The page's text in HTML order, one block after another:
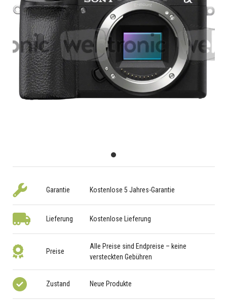
Garantie Kostenlose 5 Jahres-Garantie
Lieferung Kostenlose Lieferung
Preise
Alle Preise sind Endpreise – keine
versteckten Gebühren
Zustand Neue Produkte